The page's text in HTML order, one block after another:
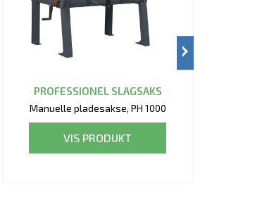
PROFESSIONEL SLAGSAKS
Manuelle pladesakse, PH 1000
VIS PRODUKT